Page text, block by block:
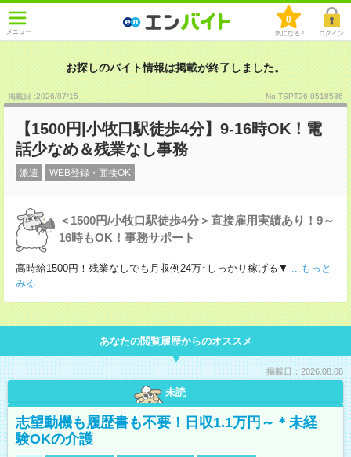
メニュー
0
気になる！ ログイン
お探しのバイト情報は掲載が終了しました。
掲載日 :2026/07/15 No.TSPT26-0518536
【1500円|小牧口駅徒歩4分】9-16時OK！電
話少なめ＆残業なし事務
派遣 WEB登録・面接OK
＜1500円/小牧口駅徒歩4分＞直接雇用実績あり！9～
16時もOK！事務サポート
高時給1500円！残業なしでも月収例24万↑しっかり稼げる▼ ...もっと
みる
あなたの閲覧履歴からのオススメ
掲載日：2026.08.08
未読
志望動機も履歴書も不要！日収1.1万円～＊未経
験OKの介護